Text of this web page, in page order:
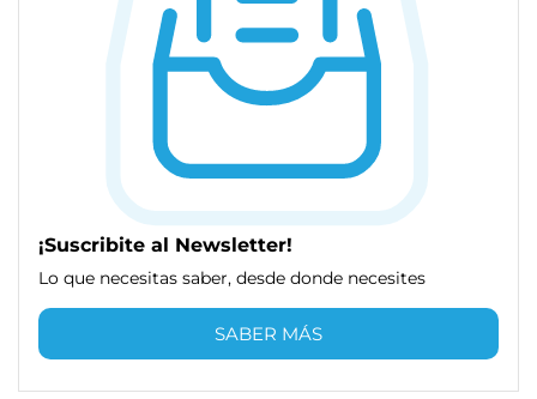
¡Suscribite al Newsletter!
Lo que necesitas saber, desde donde necesites
SABER MÁS